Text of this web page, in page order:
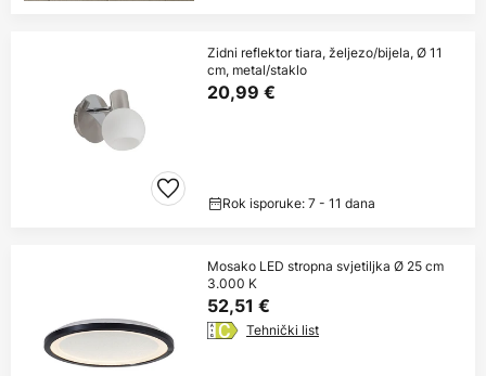
Zidni reflektor tiara, željezo/bijela, Ø 11
cm, metal/staklo
20,99 €
Rok isporuke: 7 - 11 dana
Mosako LED stropna svjetiljka Ø 25 cm
3.000 K
52,51 €
Tehnički list